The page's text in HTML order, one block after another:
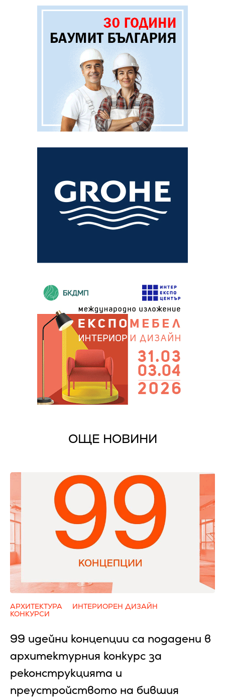
ОЩЕ НОВИНИ
АРХИТЕКТУРА
ИНТЕРИОРЕН ДИЗАЙН
КОНКУРСИ
99 идейни концепции са подадени в
архитектурния конкурс за
реконструкцията и
преустройството на бившия